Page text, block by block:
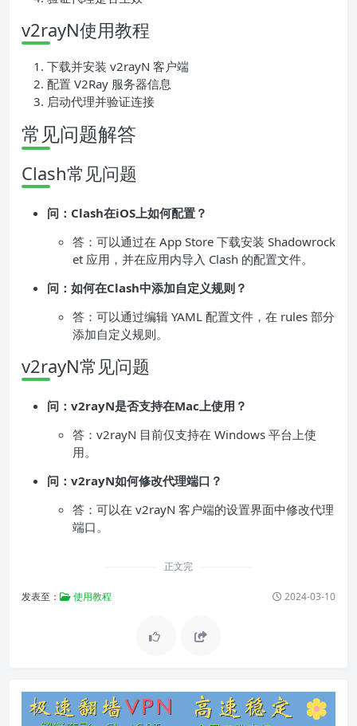
v2rayN使用教程
下载并安装 v2rayN 客户端
配置 V2Ray 服务器信息
启动代理并验证连接
常见问题解答
Clash常见问题
问：Clash在iOS上如何配置？
答：可以通过在 App Store 下载安装 Shadowrock
et 应用，并在应用内导入 Clash 的配置文件。
问：如何在Clash中添加自定义规则？
答：可以通过编辑 YAML 配置文件，在 rules 部分
添加自定义规则。
v2rayN常见问题
问：v2rayN是否支持在Mac上使用？
答：v2rayN 目前仅支持在 Windows 平台上使
用。
问：v2rayN如何修改代理端口？
答：可以在 v2rayN 客户端的设置界面中修改代理
端口。
正文完
发表至： 使用教程 2024-03-10